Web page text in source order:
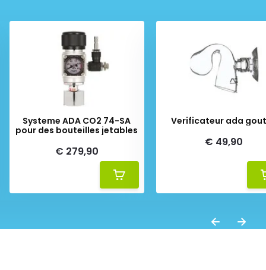
Systeme ADA CO2 74-SA
pour des bouteilles jetables
€ 279,90
Verificateur ada
€ 49,90